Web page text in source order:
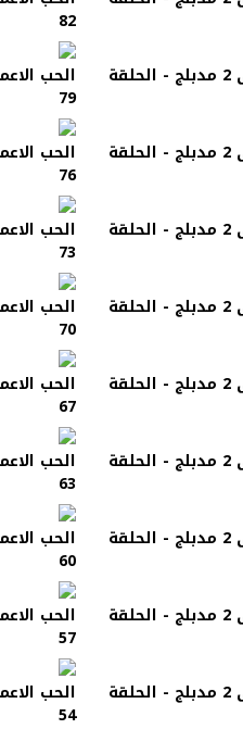
82
الحب الاعمى 2 مدبلج - الحلقة
79
الحب الاعمى 2 مدبلج - الحلقة
76
الحب الاعمى 2 مدبلج - الحلقة
73
الحب الاعمى 2 مدبلج - الحلقة
70
الحب الاعمى 2 مدبلج - الحلقة
67
الحب الاعمى 2 مدبلج - الحلقة
63
الحب الاعمى 2 مدبلج - الحلقة
60
الحب الاعمى 2 مدبلج - الحلقة
57
الحب الاعمى 2 مدبلج - الحلقة
54